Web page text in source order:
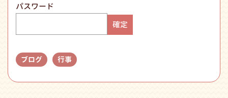
パスワード
ブログ 行事